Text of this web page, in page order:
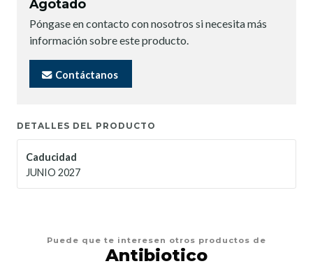
Agotado
Póngase en contacto con nosotros si necesita más
información sobre este producto.
Contáctanos
DETALLES DEL PRODUCTO
Caducidad
JUNIO 2027
Puede que te interesen otros productos de
Antibiotico